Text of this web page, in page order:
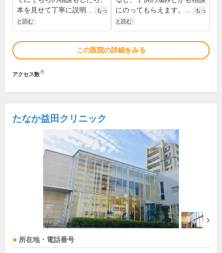
本を見せて丁寧に説明...
もっ
と読む
にのってもらえます。...
もっ
と読む
この医院の詳細をみる
アクセス数※
たなか益田クリニック
所在地・電話番号